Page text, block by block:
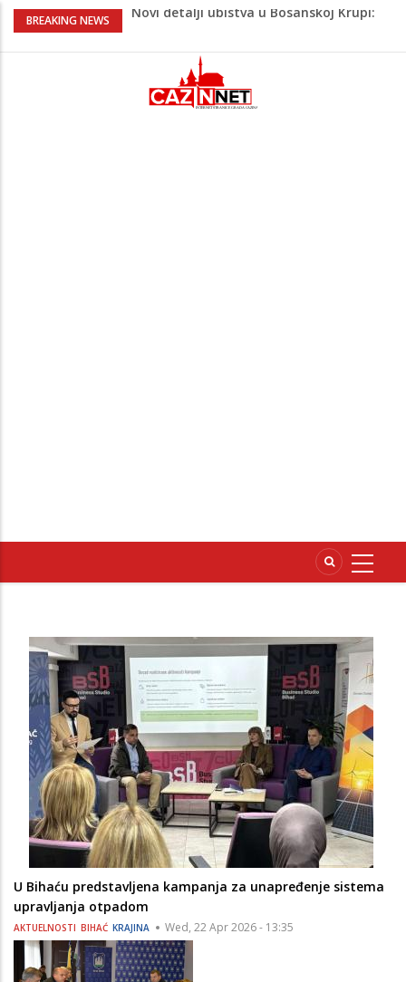
BREAKING NEWS
Novi detalji ubistva u Bosanskoj Krupi:
ubijenog
Na Ahiret preselila Bešić (rođ. Blažević)
Senija – Sena
Na Ahiret preselio ŠUPUK (Refik) ŠEFIK
U Bihaću predstavljena kampanja za unapređenje sistema
upravljanja otpadom
AKTUELNOSTI BIHAĆ KRAJINA Wed, 22 Apr 2026 - 13:35